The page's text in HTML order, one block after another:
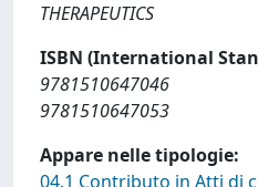
THERAPEUTICS
ISBN (International
9781510647046
9781510647053
Appare nelle tipologie:
04.1 Contributo in Atti di